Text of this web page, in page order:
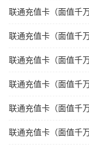
联通充值卡（面值千
联通充值卡（面值千
联通充值卡（面值千
联通充值卡（面值千
联通充值卡（面值千
联通充值卡（面值千